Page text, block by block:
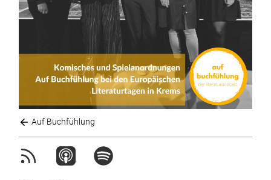
Auf Buchfühlung